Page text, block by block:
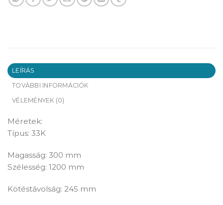
LEÍRÁS
TOVÁBBI INFORMÁCIÓK
VÉLEMÉNYEK (0)
Méretek:
Típus: 33K
Magasság: 300 mm
Szélesség: 1200 mm
Kötéstávolság: 245 mm